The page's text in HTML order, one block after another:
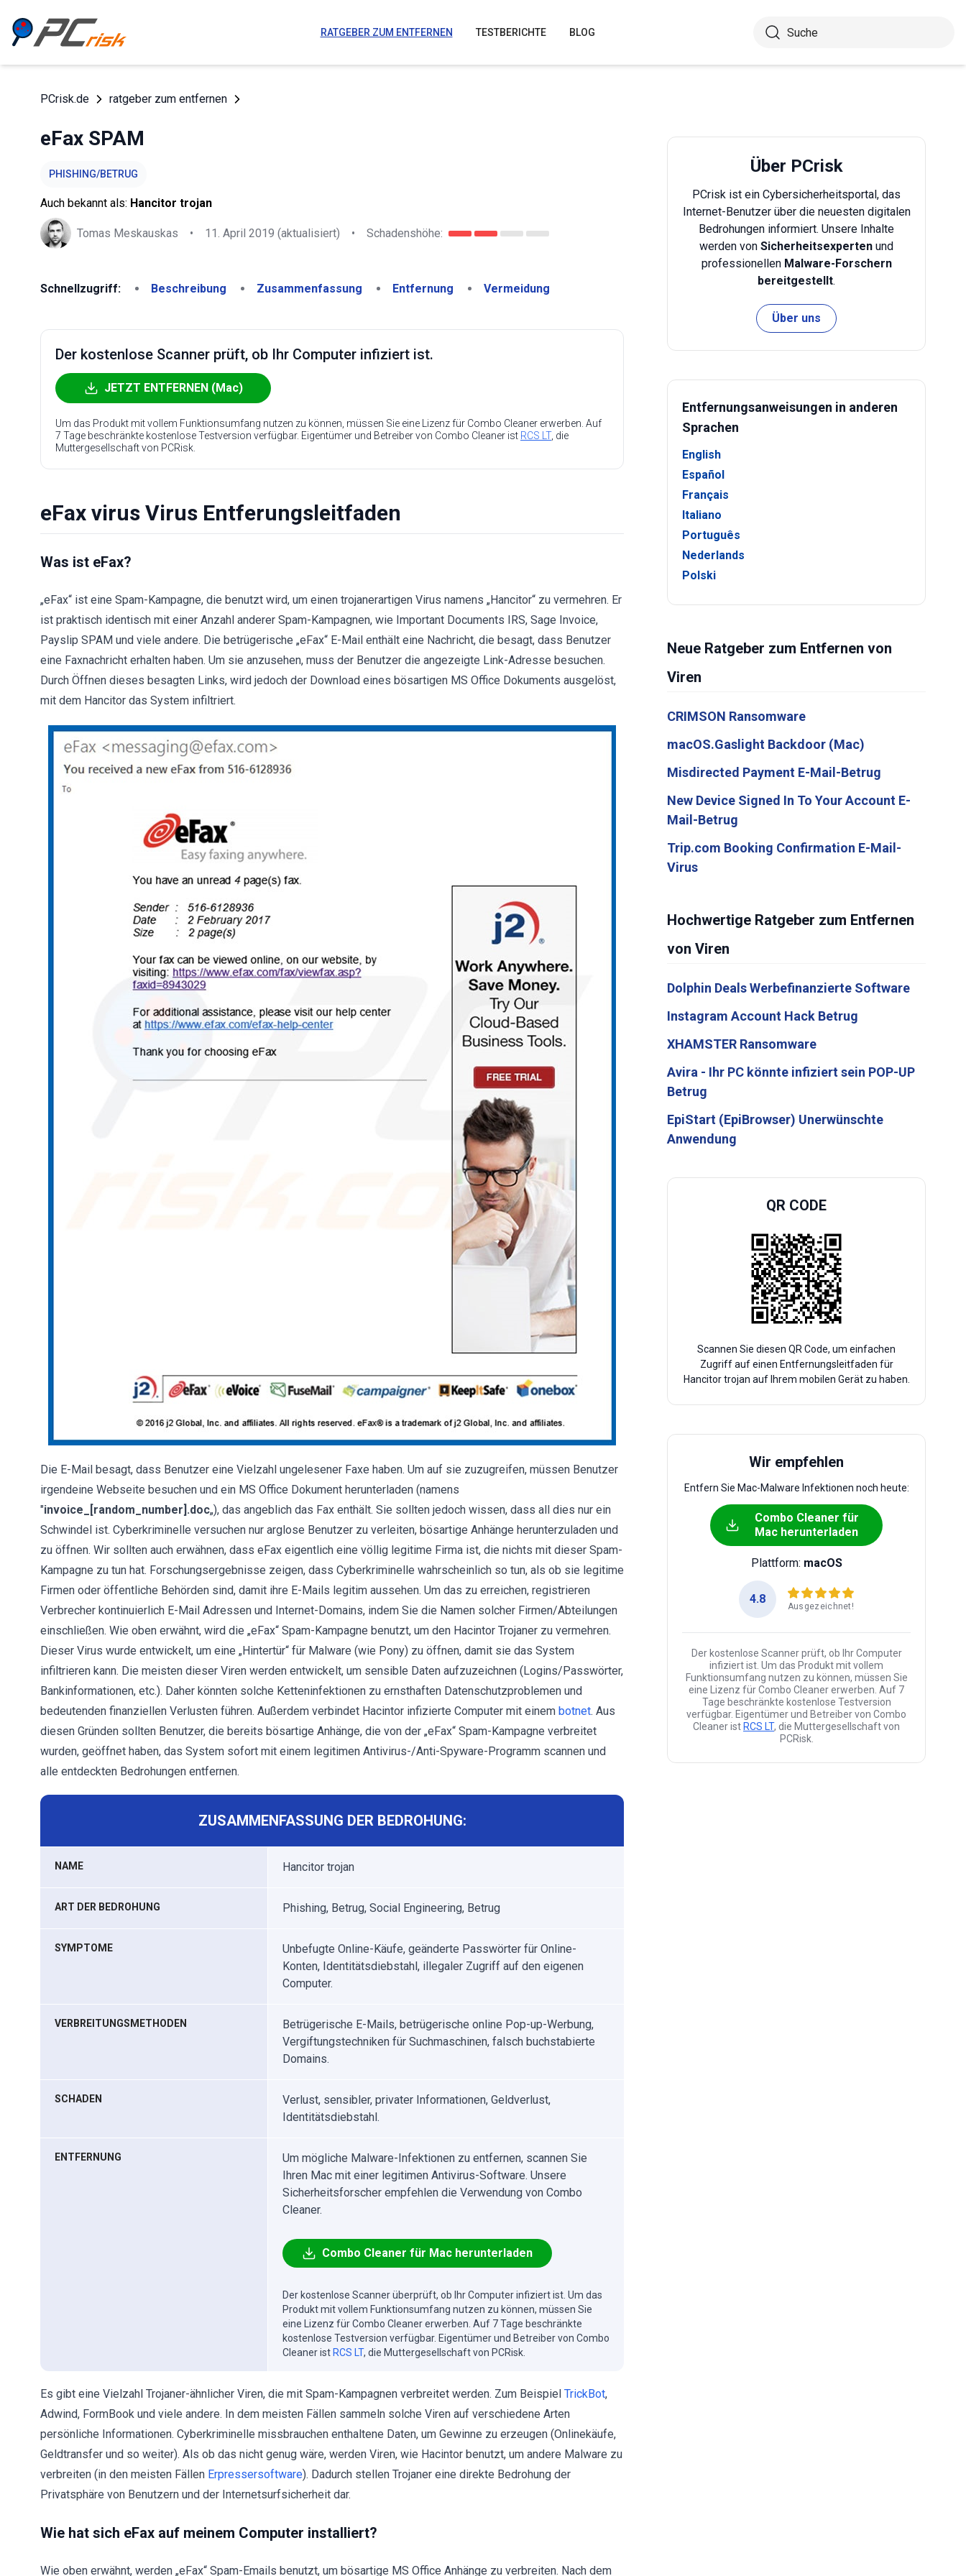
RATGEBER ZUM ENTFERNEN TESTBERICHTE BLOG
PCrisk.de ratgeber zum entfernen
eFax SPAM
PHISHING/BETRUG
Auch bekannt als: Hancitor trojan
Tomas Meskauskas • 11. April 2019 (aktualisiert) • Schadenshöhe:
Schnellzugriff: Beschreibung Zusammenfassung Entfernung Vermeidung
Der kostenlose Scanner prüft, ob Ihr Computer infiziert ist.
JETZT ENTFERNEN (Mac)
Um das Produkt mit vollem Funktionsumfang nutzen zu können, müssen Sie eine Lizenz für Combo Cleaner erwerben. Auf
7 Tage beschränkte kostenlose Testversion verfügbar. Eigentümer und Betreiber von Combo Cleaner ist RCS LT, die
Muttergesellschaft von PCRisk.
eFax virus Virus Entferungsleitfaden
Was ist eFax?
„eFax“ ist eine Spam-Kampagne, die benutzt wird, um einen trojanerartigen Virus namens „Hancitor“ zu vermehren. Er
ist praktisch identisch mit einer Anzahl anderer Spam-Kampagnen, wie Important Documents IRS, Sage Invoice,
Payslip SPAM und viele andere. Die betrügerische „eFax“ E-Mail enthält eine Nachricht, die besagt, dass Benutzer
eine Faxnachricht erhalten haben. Um sie anzusehen, muss der Benutzer die angezeigte Link-Adresse besuchen.
Durch Öffnen dieses besagten Links, wird jedoch der Download eines bösartigen MS Office Dokuments ausgelöst,
mit dem Hancitor das System infiltriert.
Die E-Mail besagt, dass Benutzer eine Vielzahl ungelesener Faxe haben. Um auf sie zuzugreifen, müssen Benutzer
irgendeine Webseite besuchen und ein MS Office Dokument herunterladen (namens
"invoice_[random_number].doc„), das angeblich das Fax enthält. Sie sollten jedoch wissen, dass all dies nur ein
Schwindel ist. Cyberkriminelle versuchen nur arglose Benutzer zu verleiten, bösartige Anhänge herunterzuladen und
zu öffnen. Wir sollten auch erwähnen, dass eFax eigentlich eine völlig legitime Firma ist, die nichts mit dieser Spam-
Kampagne zu tun hat. Forschungsergebnisse zeigen, dass Cyberkriminelle wahrscheinlich so tun, als ob sie legitime
Firmen oder öffentliche Behörden sind, damit ihre E-Mails legitim aussehen. Um das zu erreichen, registrieren
Verbrecher kontinuierlich E-Mail Adressen und Internet-Domains, indem Sie die Namen solcher Firmen/Abteilungen
einschließen. Wie oben erwähnt, wird die „eFax“ Spam-Kampagne benutzt, um den Hacintor Trojaner zu vermehren.
Dieser Virus wurde entwickelt, um eine „Hintertür“ für Malware (wie Pony) zu öffnen, damit sie das System
infiltrieren kann. Die meisten dieser Viren werden entwickelt, um sensible Daten aufzuzeichnen (Logins/Passwörter,
Bankinformationen, etc.). Daher könnten solche Ketteninfektionen zu ernsthaften Datenschutzproblemen und
bedeutenden finanziellen Verlusten führen. Außerdem verbindet Hacintor infizierte Computer mit einem botnet. Aus
diesen Gründen sollten Benutzer, die bereits bösartige Anhänge, die von der „eFax“ Spam-Kampagne verbreitet
wurden, geöffnet haben, das System sofort mit einem legitimen Antivirus-/Anti-Spyware-Programm scannen und
alle entdeckten Bedrohungen entfernen.
ZUSAMMENFASSUNG DER BEDROHUNG:
NAME Hancitor trojan
ART DER BEDROHUNG Phishing, Betrug, Social Engineering, Betrug
SYMPTOME
Unbefugte Online-Käufe, geänderte Passwörter für Online-
Konten, Identitätsdiebstahl, illegaler Zugriff auf den eigenen
Computer.
VERBREITUNGSMETHODEN
Betrügerische E-Mails, betrügerische online Pop-up-Werbung,
Vergiftungstechniken für Suchmaschinen, falsch buchstabierte
Domains.
SCHADEN
Verlust, sensibler, privater Informationen, Geldverlust,
Identitätsdiebstahl.
ENTFERNUNG
Um mögliche Malware-Infektionen zu entfernen, scannen Sie
Ihren Mac mit einer legitimen Antivirus-Software. Unsere
Sicherheitsforscher empfehlen die Verwendung von Combo
Cleaner.
Combo Cleaner für Mac herunterladen
Der kostenlose Scanner überprüft, ob Ihr Computer infiziert ist. Um das
Produkt mit vollem Funktionsumfang nutzen zu können, müssen Sie
eine Lizenz für Combo Cleaner erwerben. Auf 7 Tage beschränkte
kostenlose Testversion verfügbar. Eigentümer und Betreiber von Combo
Cleaner ist RCS LT, die Muttergesellschaft von PCRisk.
Es gibt eine Vielzahl Trojaner-ähnlicher Viren, die mit Spam-Kampagnen verbreitet werden. Zum Beispiel TrickBot,
Adwind, FormBook und viele andere. In dem meisten Fällen sammeln solche Viren auf verschiedene Arten
persönliche Informationen. Cyberkriminelle missbrauchen enthaltene Daten, um Gewinne zu erzeugen (Onlinekäufe,
Geldtransfer und so weiter). Als ob das nicht genug wäre, werden Viren, wie Hacintor benutzt, um andere Malware zu
verbreiten (in den meisten Fällen Erpressersoftware). Dadurch stellen Trojaner eine direkte Bedrohung der
Privatsphäre von Benutzern und der Internetsurfsicherheit dar.
Wie hat sich eFax auf meinem Computer installiert?
Wie oben erwähnt, werden „eFax“ Spam-Emails benutzt, um bösartige MS Office Anhänge zu verbreiten. Nach dem
Über PCrisk
PCrisk ist ein Cybersicherheitsportal, das
Internet-Benutzer über die neuesten digitalen
Bedrohungen informiert. Unsere Inhalte
werden von Sicherheitsexperten und
professionellen Malware-Forschern
bereitgestellt.
Über uns
Entfernungsanweisungen in anderen
Sprachen
English
Español
Français
Italiano
Português
Nederlands
Polski
Neue Ratgeber zum Entfernen von
Viren
CRIMSON Ransomware
macOS.Gaslight Backdoor (Mac)
Misdirected Payment E-Mail-Betrug
New Device Signed In To Your Account E-
Mail-Betrug
Trip.com Booking Confirmation E-Mail-
Virus
Hochwertige Ratgeber zum Entfernen
von Viren
Dolphin Deals Werbefinanzierte Software
Instagram Account Hack Betrug
XHAMSTER Ransomware
Avira - Ihr PC könnte infiziert sein POP-UP
Betrug
EpiStart (EpiBrowser) Unerwünschte
Anwendung
QR CODE
Scannen Sie diesen QR Code, um einfachen
Zugriff auf einen Entfernungsleitfaden für
Hancitor trojan auf Ihrem mobilen Gerät zu haben.
Wir empfehlen
Entfern Sie Mac-Malware Infektionen noch heute:
Combo Cleaner für
Mac herunterladen
Plattform: macOS
4.8
Ausgezeichnet!
Der kostenlose Scanner prüft, ob Ihr Computer
infiziert ist. Um das Produkt mit vollem
Funktionsumfang nutzen zu können, müssen Sie
eine Lizenz für Combo Cleaner erwerben. Auf 7
Tage beschränkte kostenlose Testversion
verfügbar. Eigentümer und Betreiber von Combo
Cleaner ist RCS LT, die Muttergesellschaft von
PCRisk.